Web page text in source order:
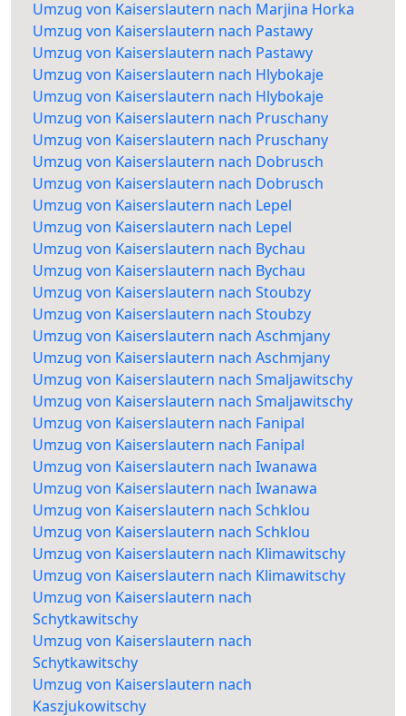
Umzug von Kaiserslautern nach Marjina Horka
Umzug von Kaiserslautern nach Pastawy
Umzug von Kaiserslautern nach Pastawy
Umzug von Kaiserslautern nach Hlybokaje
Umzug von Kaiserslautern nach Hlybokaje
Umzug von Kaiserslautern nach Pruschany
Umzug von Kaiserslautern nach Pruschany
Umzug von Kaiserslautern nach Dobrusch
Umzug von Kaiserslautern nach Dobrusch
Umzug von Kaiserslautern nach Lepel
Umzug von Kaiserslautern nach Lepel
Umzug von Kaiserslautern nach Bychau
Umzug von Kaiserslautern nach Bychau
Umzug von Kaiserslautern nach Stoubzy
Umzug von Kaiserslautern nach Stoubzy
Umzug von Kaiserslautern nach Aschmjany
Umzug von Kaiserslautern nach Aschmjany
Umzug von Kaiserslautern nach Smaljawitschy
Umzug von Kaiserslautern nach Smaljawitschy
Umzug von Kaiserslautern nach Fanipal
Umzug von Kaiserslautern nach Fanipal
Umzug von Kaiserslautern nach Iwanawa
Umzug von Kaiserslautern nach Iwanawa
Umzug von Kaiserslautern nach Schklou
Umzug von Kaiserslautern nach Schklou
Umzug von Kaiserslautern nach Klimawitschy
Umzug von Kaiserslautern nach Klimawitschy
Umzug von Kaiserslautern nach
Schytkawitschy
Umzug von Kaiserslautern nach
Schytkawitschy
Umzug von Kaiserslautern nach
Kaszjukowitschy